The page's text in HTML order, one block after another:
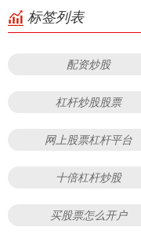
标签列表
配资炒股
杠杆炒股股票
网上股票杠杆平台
十倍杠杆炒股
买股票怎么开户